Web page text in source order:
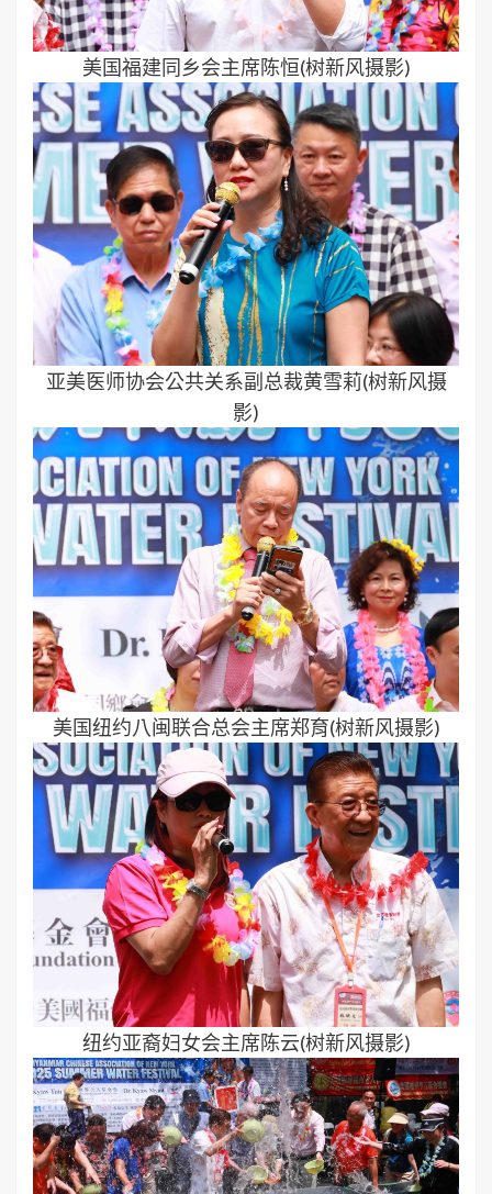
美国福建同乡会主席陈恒(树新风摄影)
亚美医师协会公共关系副总裁黄雪莉(树新风摄
影)
美国纽约八闽联合总会主席郑育(树新风摄影)
纽约亚裔妇女会主席陈云(树新风摄影)